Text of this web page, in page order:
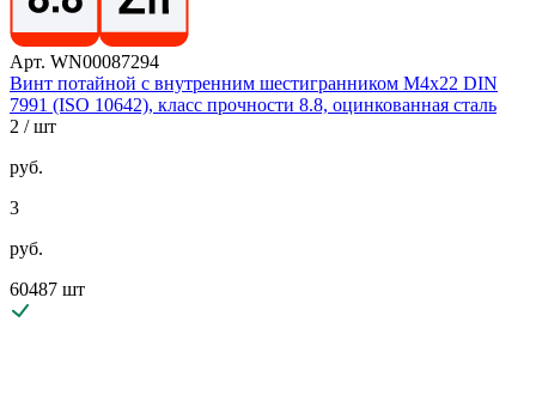
Арт. WN00087294
Винт потайной с внутренним шестигранником М4х22 DIN
7991 (ISO 10642), класс прочности 8.8, оцинкованная сталь
2 / шт
руб.
3
руб.
60487 шт